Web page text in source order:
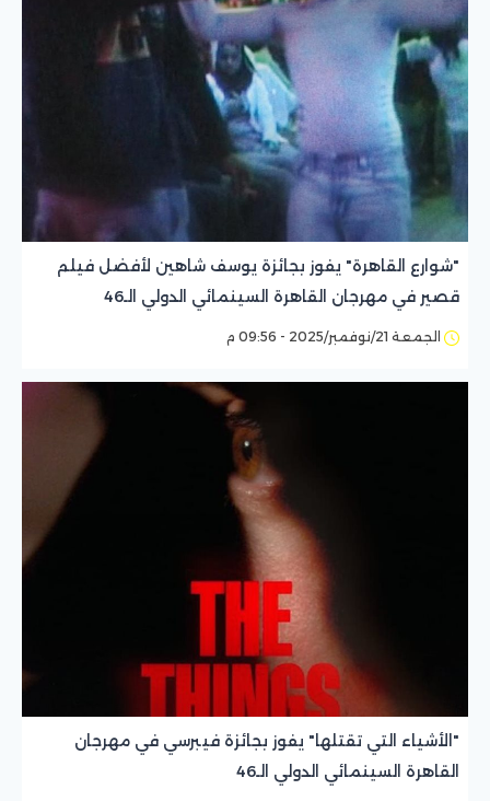
"شوارع القاهرة" يفوز بجائزة يوسف شاهين لأفضل فيلم
قصير في مهرجان القاهرة السينمائي الدولي الـ46
الجمعة 21/نوفمبر/2025 - 09:56 م
"الأشياء التي تقتلها" يفوز بجائزة فيبرسي في مهرجان
القاهرة السينمائي الدولي الـ46